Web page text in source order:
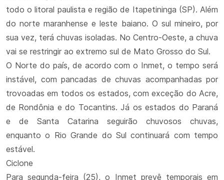
todo o litoral paulista e região de Itapetininga (SP). Além
do norte maranhense e leste baiano. O sul mineiro, por
sua vez, terá chuvas isoladas. No Centro-Oeste, a chuva
vai se restringir ao extremo sul de Mato Grosso do Sul.
O Norte do país, de acordo com o Inmet, o tempo será
instável, com pancadas de chuvas acompanhadas por
trovoadas em todos os estados, com exceção do Acre,
de Rondônia e do Tocantins. Já os estados do Paraná
e de Santa Catarina seguirão chuvosos chuvas,
enquanto o Rio Grande do Sul continuará com tempo
estável.
Ciclone
Para segunda-feira (25), o Inmet prevê temporais em